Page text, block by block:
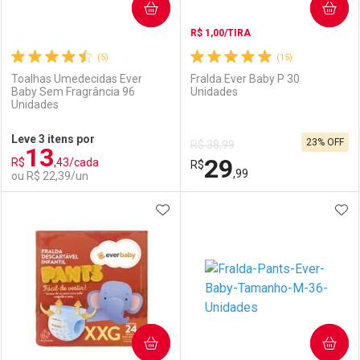
Comprar sem Desconto
Por R$ 58,99/cada
Comprar sem Desconto
Por R$ 58,99/cada
Comprar sem Desconto
Por R$ 36,11/cada
Comprar sem Desconto
Por R$ 36,11/cada
(5)
Toalhas Umedecidas Ever
Baby Sem Fragrância 96
Unidades
Leve 3 itens por
R$13,43/cada
ou R$ 22,39/un
COMPRAR
Laboratório
Por Menos
(15)
R$ 1,00/TIRA
Fralda Ever Baby P 30
Unidades
R$ 38,99
R$29,99
23% OFF
COMPRAR
Laboratório
Por Menos
ADICIONAR AOS FAVORITOS
COMPRAR COMPRAR